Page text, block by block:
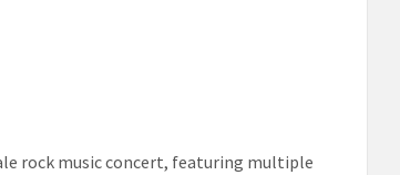
rock music concert, featuring multiple